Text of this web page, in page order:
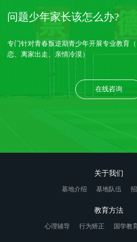
问题少年家长该怎么办?
专门针对青春叛逆期青少年开展专业教育
恋、离家出走、亲情冷漠）
在线咨询
关于我们
基地介绍 基地队伍
教育方法
心理辅导 行为矫正 国学教